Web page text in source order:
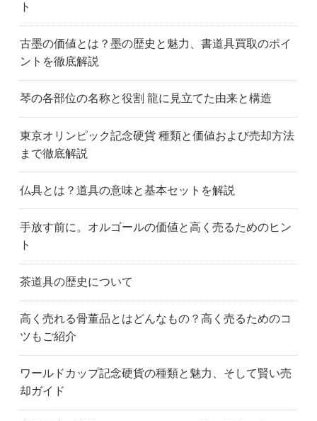
ト
古墨の価値とは？墨の歴史と魅力、書道具買取のポイ
ントを徹底解説
琴の各部位の名称と役割 龍に見立てた由来と構造
東京オリンピック記念硬貨 種類と価値および売却方法
まで徹底解説
仏具とは？道具の意味と基本セットを解説
手放す前に。オルゴールの価値と高く売るためのヒン
ト
茶道具の歴史について
高く売れる骨董品とはどんなもの？高く売るためのコ
ツもご紹介
ワールドカップ記念硬貨の種類と魅力、そして賢い売
却ガイド